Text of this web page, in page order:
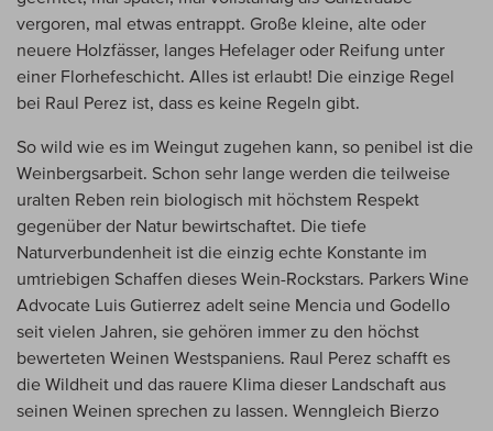
vergoren, mal etwas entrappt. Große kleine, alte oder
neuere Holzfässer, langes Hefelager oder Reifung unter
einer Florhefeschicht. Alles ist erlaubt! Die einzige Regel
bei Raul Perez ist, dass es keine Regeln gibt.
So wild wie es im Weingut zugehen kann, so penibel ist die
Weinbergsarbeit. Schon sehr lange werden die teilweise
uralten Reben rein biologisch mit höchstem Respekt
gegenüber der Natur bewirtschaftet. Die tiefe
Naturverbundenheit ist die einzig echte Konstante im
umtriebigen Schaffen dieses Wein-Rockstars. Parkers Wine
Advocate Luis Gutierrez adelt seine Mencia und Godello
seit vielen Jahren, sie gehören immer zu den höchst
bewerteten Weinen Westspaniens. Raul Perez schafft es
die Wildheit und das rauere Klima dieser Landschaft aus
seinen Weinen sprechen zu lassen. Wenngleich Bierzo